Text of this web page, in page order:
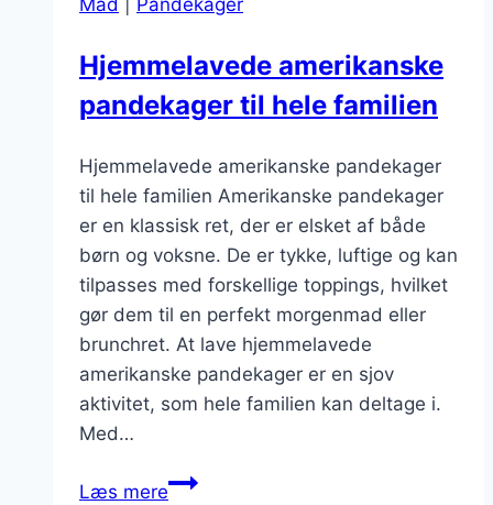
Mad Pandekager
Hjemmelavede amerikanske
pandekager til hele familien
Hjemmelavede amerikanske pandekager
til hele familien Amerikanske pandekager
er en klassisk ret, der er elsket af både
børn og voksne. De er tykke, luftige og kan
tilpasses med forskellige toppings, hvilket
gør dem til en perfekt morgenmad eller
brunchret. At lave hjemmelavede
amerikanske pandekager er en sjov
aktivitet, som hele familien kan deltage i.
Med…
Læs mereHjemmelavede